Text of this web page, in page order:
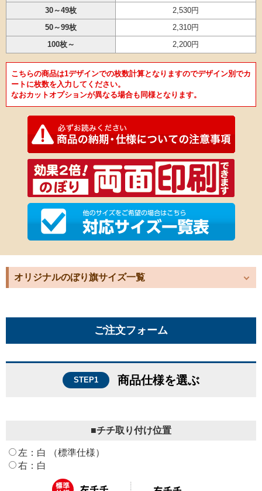
30～49枚
2,530円
50～99枚
2,310円
100枚～
2,200円
こちらの商品は1デザインでの枚数計算となりますのでデザイン別でカ
ートに枚数を入力してください。
なおカットオプションが異なる場合も同様となります。
オリジナルのぼり旗サイズ一覧
ご注文フォーム
STEP1 商品仕様を選ぶ
■チチ取り付け位置
左：白 （標準仕様）
右：白